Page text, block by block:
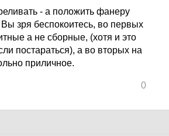
- а положить фанеру
зря беспокоитесь, во первых
а не сборные, (хотя и это
постараться), а во вторых на
приличное.
0